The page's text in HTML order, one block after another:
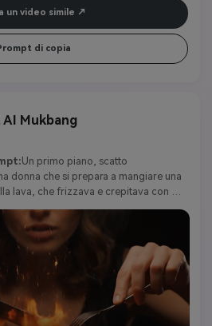
un video simile
di copia
AI Mukbang
Un primo piano, scatto
donna che si prepara a mangiare una
lava, che frizzava e crepitava con
coltello. La superficie pulsa con calore
e scintille. La donna sembra
aperte per stupore. I suoni
un magma bollente, una
ronzio atmosferico. Niente testi,
Immersivo, iperrealistico e loop-